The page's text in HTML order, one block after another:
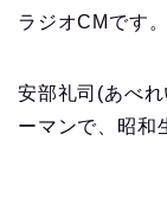
ラジオCMです。
安部礼司(あべ
ーマンで、昭和